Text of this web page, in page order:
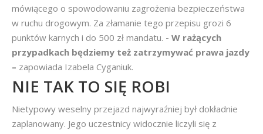
mówiącego o spowodowaniu zagrożenia bezpieczeństwa
w ruchu drogowym. Za złamanie tego przepisu grozi 6
punktów karnych i do 500 zł mandatu. - W rażących
przypadkach będziemy też zatrzymywać prawa jazdy
– zapowiada Izabela Cyganiuk.
NIE TAK TO SIĘ ROBI
Nietypowy weselny przejazd najwyraźniej był dokładnie
zaplanowany. Jego uczestnicy widocznie liczyli się z